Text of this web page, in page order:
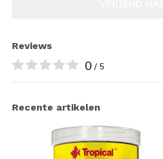
Reviews
0 / 5
Recente artikelen